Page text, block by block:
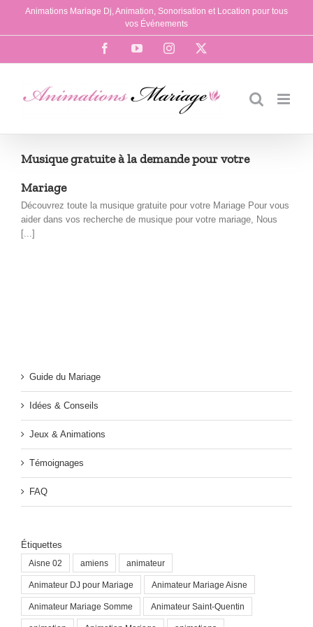
Passer
contenu
Animations Mariage Dj, Animation, Sonorisation et Location pour tous
vos Événements
FacebookYouTubeInstagram
Musique gratuite à la demande pour votre
Mariage
Découvrez toute la musique gratuite pour votre Mariage Pour vous
aider dans vos recherche de musique pour votre mariage, Nous
[...]
Guide du Mariage
Idées & Conseils
Jeux & Animations
Témoignages
FAQ
Étiquettes
Aisne 02 amiens animateur
Animateur DJ pour Mariage Animateur Mariage Aisne
Animateur Mariage Somme Animateur Saint-Quentin